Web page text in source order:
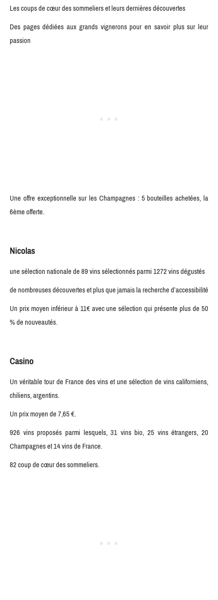
Les coups de cœur des sommeliers et leurs dernières découvertes
Des pages dédiées aux grands vignerons pour en savoir plus sur leur
passion
Une offre exceptionnelle sur les Champagnes : 5 bouteilles achetées, la
6ème offerte.
Nicolas
une sélection nationale de 89 vins sélectionnés parmi 1272 vins dégustés
de nombreuses découvertes et plus que jamais la recherche d’accessibilité
Un prix moyen inférieur à 11€ avec une sélection qui présente plus de 50
% de nouveautés.
Casino
Un véritable tour de France des vins et une sélection de vins californiens,
chiliens, argentins.
Un prix moyen de 7,65 €.
926 vins proposés parmi lesquels, 31 vins bio, 25 vins étrangers, 20
Champagnes et 14 vins de France.
82 coup de cœur des sommeliers.